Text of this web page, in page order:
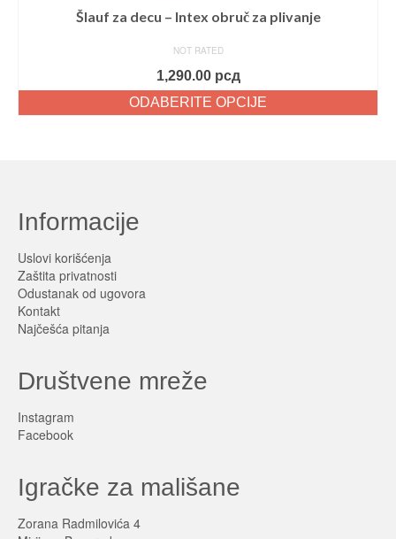
Šlauf za decu – Intex obruč za plivanje
NOT RATED
1,290.00 рсд
ODABERITE OPCIJE
Informacije
Uslovi korišćenja
Zaštita privatnosti
Odustanak od ugovora
Kontakt
Najčešća pitanja
Društvene mreže
Instagram
Facebook
Igračke za mališane
Zorana Radmilovića 4